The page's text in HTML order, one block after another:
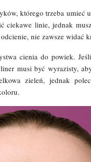
którego trzeba umieć
ciekawe linie, jednak
nie zawsze widać
cienia do powiek.
musi być wyrazisty,
zieleń, jednak